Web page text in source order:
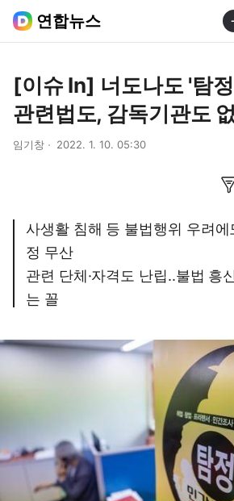
연합뉴스
[이슈 In] 너도나도 '탐
관련법도, 감독기관도
임기창 2022. 1. 10. 05:30
사생활 침해 등 불법행위 우려에
정 무산
관련 단체·자격도 난립..불법 흥
는 꼴